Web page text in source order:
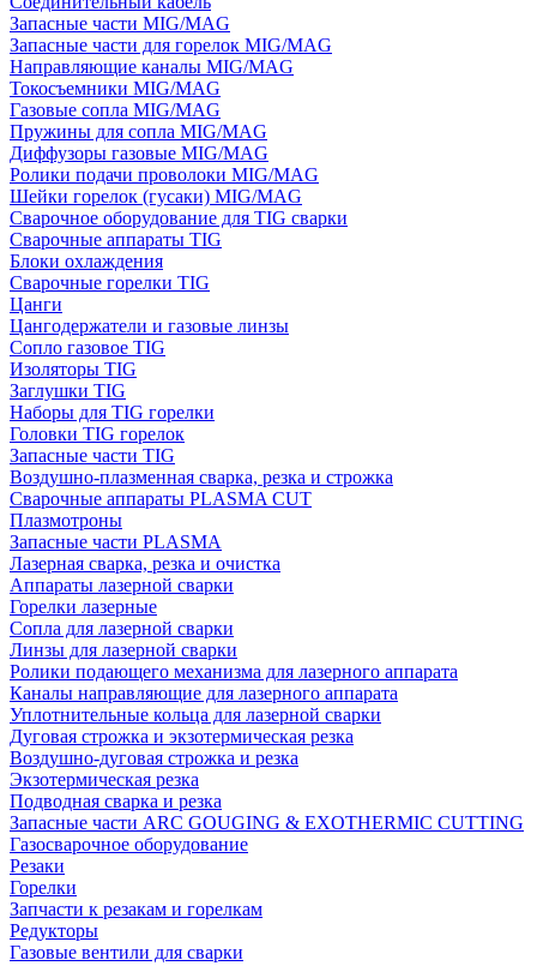
Запасные части MIG/MAG
Запасные части для горелок MIG/MAG
Направляющие каналы MIG/MAG
Токосъемники MIG/MAG
Газовые сопла MIG/MAG
Пружины для сопла MIG/MAG
Диффузоры газовые MIG/MAG
Ролики подачи проволоки MIG/MAG
Шейки горелок (гусаки) MIG/MAG
Сварочное оборудование для TIG сварки
Сварочные аппараты TIG
Блоки охлаждения
Сварочные горелки TIG
Цанги
Цангодержатели и газовые линзы
Сопло газовое TIG
Изоляторы TIG
Заглушки TIG
Наборы для TIG горелки
Головки TIG горелок
Запасные части TIG
Воздушно-плазменная сварка, резка и строжка
Сварочные аппараты PLASMA CUT
Плазмотроны
Запасные части PLASMA
Лазерная сварка, резка и очистка
Аппараты лазерной сварки
Горелки лазерные
Сопла для лазерной сварки
Линзы для лазерной сварки
Ролики подающего механизма для лазерного аппарата
Каналы направляющие для лазерного аппарата
Уплотнительные кольца для лазерной сварки
Дуговая строжка и экзотермическая резка
Воздушно-дуговая строжка и резка
Экзотермическая резка
Подводная сварка и резка
Запасные части ARC GOUGING & EXOTHERMIC CUTTING
Газосварочное оборудование
Резаки
Горелки
Запчасти к резакам и горелкам
Редукторы
Газовые вентили для сварки